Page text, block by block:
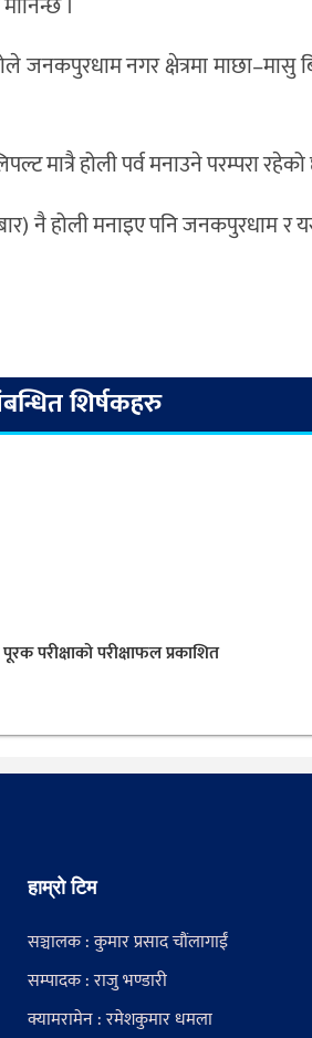
नगर क्षेत्रमा माछा–मासु
मात्रै होली पर्व मनाउने परम्परा
होली मनाइए पनि जनकपुरधाम र यस
शिर्षकहरु
परीक्षाको परीक्षाफल प्रकाशित
हाम्रो टिम
सञ्चालक : कुमार प्रसाद चौंलागाईं
सम्पादक : राजु भण्डारी
क्यामरामेन : रमेशकुमार धमला